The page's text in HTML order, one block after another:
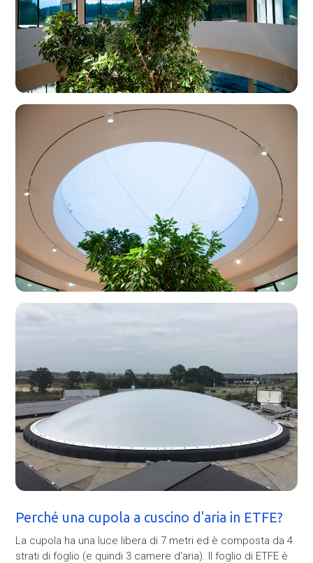
Perché una cupola a cuscino d'aria in ETFE?
La cupola ha una luce libera di 7 metri ed è composta da 4
strati di foglio (e quindi 3 camere d'aria). Il foglio di ETFE è